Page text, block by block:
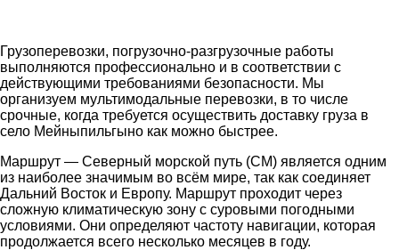
Грузоперевозки, погрузочно-разгрузочные работы
выполняются профессионально и в соответствии с
действующими требованиями безопасности. Мы
организуем мультимодальные перевозки, в то числе
срочные, когда требуется осуществить доставку груза в
село Мейныпильгыно как можно быстрее.
Маршрут — Северный морской путь (СМ) является одним
из наиболее значимым во всём мире, так как соединяет
Дальний Восток и Европу. Маршрут проходит через
сложную климатическую зону с суровыми погодными
условиями. Они определяют частоту навигации, которая
продолжается всего несколько месяцев в году.